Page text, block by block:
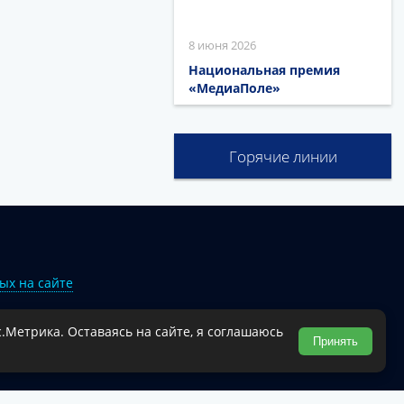
8 июня 2026
Национальная премия
«МедиаПоле»
Горячие линии
на сайте
муниципального округа.
Оставаясь на сайте, я соглашаюсь
Принять